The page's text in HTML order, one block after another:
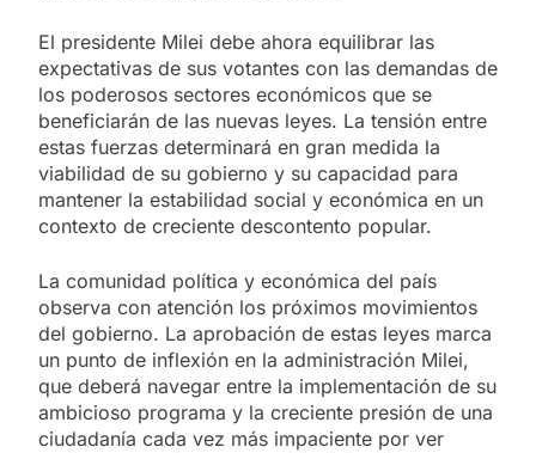
El presidente Milei debe ahora equilibrar las
expectativas de sus votantes con las demandas de
los poderosos sectores económicos que se
beneficiarán de las nuevas leyes. La tensión entre
estas fuerzas determinará en gran medida la
viabilidad de su gobierno y su capacidad para
mantener la estabilidad social y económica en un
contexto de creciente descontento popular.
La comunidad política y económica del país
observa con atención los próximos movimientos
del gobierno. La aprobación de estas leyes marca
un punto de inflexión en la administración Milei,
que deberá navegar entre la implementación de su
ambicioso programa y la creciente presión de una
ciudadanía cada vez más impaciente por ver